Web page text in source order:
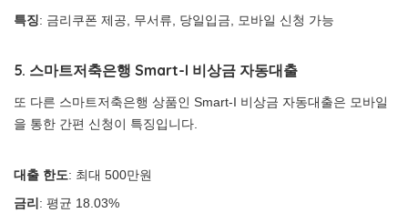
특징: 금리쿠폰 제공, 무서류, 당일입금, 모바일 신청 가능
5. 스마트저축은행 Smart-I 비상금 자동대출
또 다른 스마트저축은행 상품인 Smart-I 비상금 자동대출은 모바일
을 통한 간편 신청이 특징입니다.
대출 한도: 최대 500만원
금리 : 평균 18.03%